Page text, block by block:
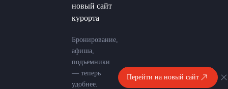
новый сайт
курорта
Бронирование,
афиша,
подъемники
— теперь
удобнее.
Перейти на новый сайт